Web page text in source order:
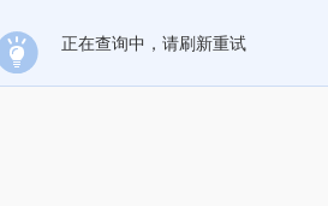
正在查询中，请刷新重试